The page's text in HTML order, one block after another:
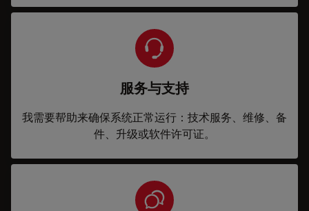
服务与支持
我需要帮助来确保系统正常运行：技术服务、维修、备
件、升级或软件许可证。